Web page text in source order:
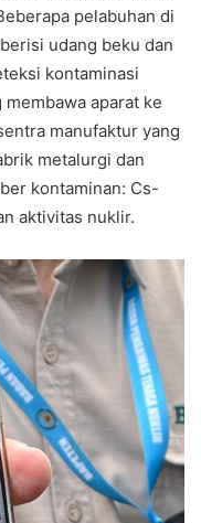
pelabuhan di
udang beku dan
kontaminasi
aparat ke
manufaktur yang
metalurgi dan
kontaminan: Cs-
aktivitas nuklir.